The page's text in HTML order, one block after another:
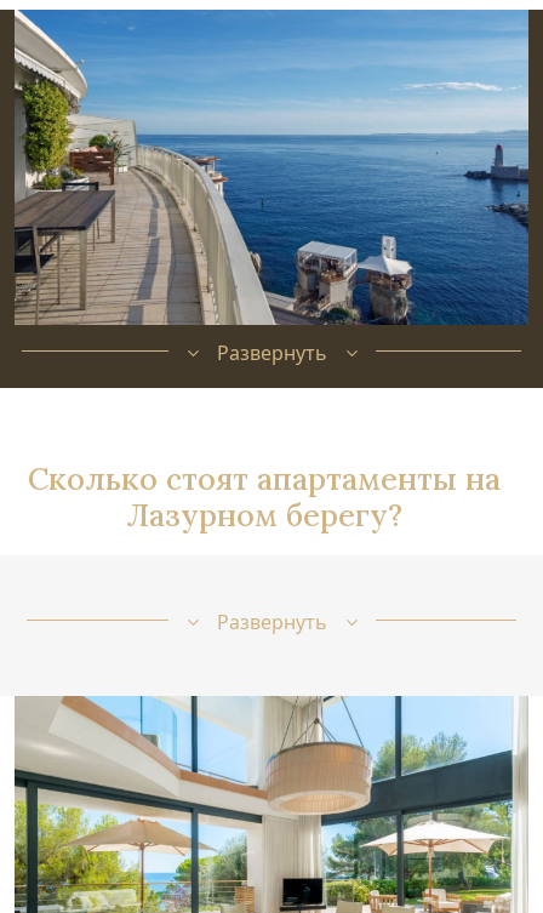
Развернуть
Сколько стоят апартаменты на
Лазурном берегу?
Развернуть